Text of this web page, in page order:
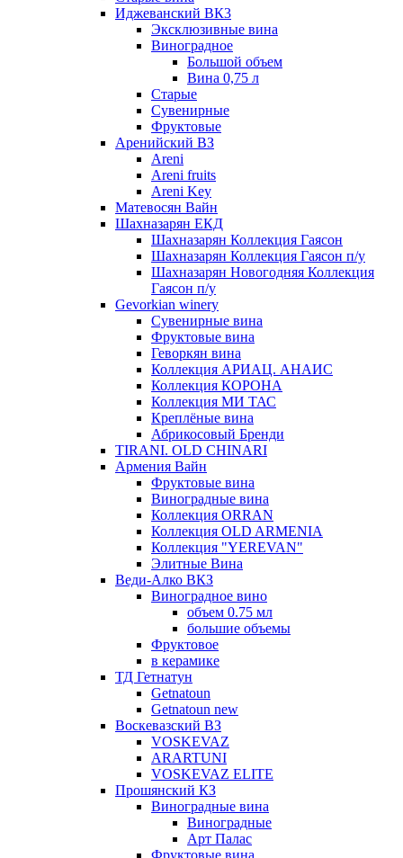
Иджеванский ВК3
Эксклюзивные вина
Виноградное
Большой объем
Вина 0,75 л
Старые
Сувенирные
Фруктовые
Аренийский ВЗ
Areni
Areni fruits
Areni Key
Матевосян Вайн
Шахназарян ЕКД
Шахназарян Коллекция Гаясон
Шахназарян Коллекция Гаясон п/у
Шахназарян Новогодняя Коллекция
Гаясон п/у
Gevorkian winery
Сувенирные вина
Фруктовые вина
Геворкян вина
Коллекция АРИАЦ. АНАИС
Коллекция КОРОНА
Коллекция МИ ТАС
Креплёные вина
Абрикосовый Бренди
TIRANI. OLD CHINARI
Армения Вайн
Фруктовые вина
Виноградные вина
Коллекция ORRAN
Коллекция OLD ARMENIA
Коллекция "YEREVAN"
Элитные Вина
Веди-Алко ВКЗ
Виноградное вино
объем 0.75 мл
большие объемы
Фруктовое
в керамике
ТД Гетнатун
Getnatoun
Getnatoun new
Воскевазский ВЗ
VOSKEVAZ
ARARTUNI
VOSKEVAZ ELITE
Прошянский КЗ
Виноградные вина
Виноградные
Арт Палас
Фруктовые вина